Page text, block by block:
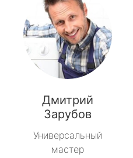
Дмитрий
Зарубов
Универсальный
мастер